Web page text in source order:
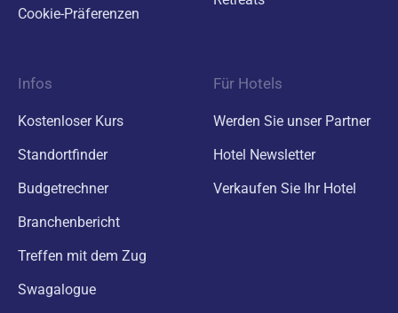
Cookie-Präferenzen
Infos
Kostenloser Kurs
Standortfinder
Budgetrechner
Branchenbericht
Treffen mit dem Zug
Swagalogue
Für Hotels
Werden Sie unser Partner
Hotel Newsletter
Verkaufen Sie Ihr Hotel